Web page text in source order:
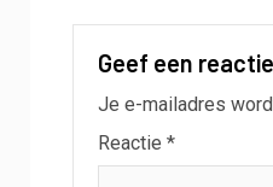
Geef een reactie
Je e-mailadres
Reactie *